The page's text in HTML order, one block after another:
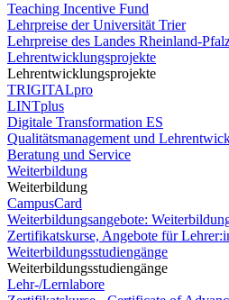
Teaching Incentive Fund
Lehrpreise der Universität Trier
Lehrpreise des Landes Rheinland-
Lehrentwicklungsprojekte
Lehrentwicklungsprojekte
TRIGITALpro
LINTplus
Digitale Transformation ES
Qualitätsmanagement und
Beratung und Service
Weiterbildung
Weiterbildung
CampusCard
Weiterbildungsangebote:
Zertifikatskurse, Angebote für
Weiterbildungsstudiengänge
Weiterbildungsstudiengänge
Lehr-/Lernlabore